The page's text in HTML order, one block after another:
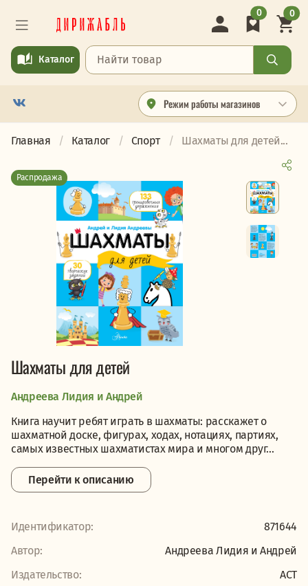
Режим работы магазинов
Каталог
0 0
Главная Каталог Спорт Шахматы для детей...
Распродажа
Шахматы для детей
Андреева Лидия и Андрей
Книга научит ребят играть в шахматы: расскажет о
шахматной доске, фигурах, ходах, нотациях, партиях,
самых известных шахматистах мира и многом друг...
Перейти к описанию
Идентификатор:
871644
Автор:
Андреева Лидия и Андрей
Издательство:
АСТ